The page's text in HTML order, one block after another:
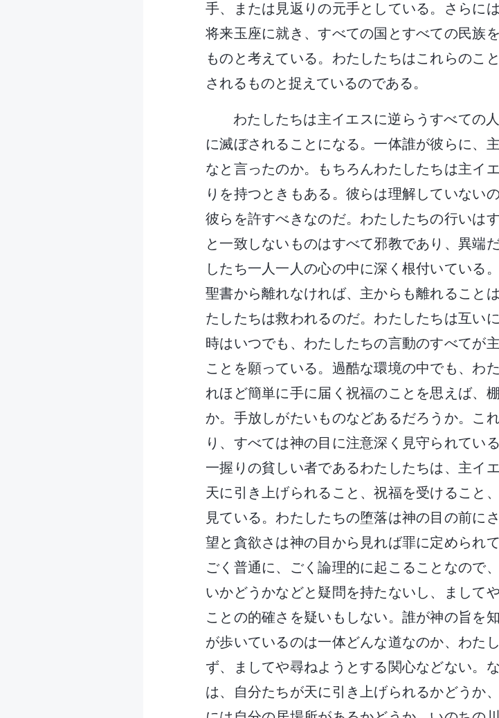
手、または見返りの元手としている。さらに
将来玉座に就き、すべての国とすべての民族
ものと考えている。わたしたちはこれらのこ
されるものと捉えているのである。
わたしたちは主イエスに逆らうすべての
に滅ぼされることになる。一体誰が彼らに、
なと言ったのか。もちろんわたしたちは主イ
りを持つときもある。彼らは理解していない
彼らを許すべきなのだ。わたしたちの行いは
と一致しないものはすべて邪教であり、異端
したち一人一人の心の中に深く根付いている
聖書から離れなければ、主からも離れること
たしたちは救われるのだ。わたしたちは互い
時はいつでも、わたしたちの言動のすべてが
ことを願っている。過酷な環境の中でも、わ
れほど簡単に手に届く祝福のことを思えば、
か。手放しがたいものなどあるだろうか。こ
り、すべては神の目に注意深く見守られてい
一握りの貧しい者であるわたしたちは、主イ
天に引き上げられること、祝福を受けること
見ている。わたしたちの堕落は神の目の前に
望と貪欲さは神の目から見れば罪に定められ
ごく普通に、ごく論理的に起こることなので
いかどうかなどと疑問を持たないし、まして
ことの的確さを疑いもしない。誰が神の旨を
が歩いているのは一体どんな道なのか、わた
ず、ましてや尋ねようとする関心などない。
は、自分たちが天に引き上げられるかどうか